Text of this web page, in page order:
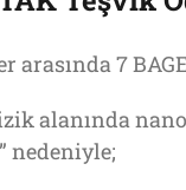
7
alanında
nedeniyle;